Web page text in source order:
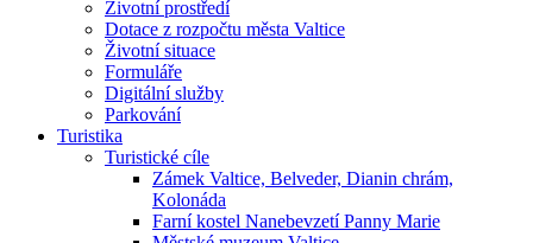
Životní prostředí
Dotace z rozpočtu města Valtice
Životní situace
Formuláře
Digitální služby
Parkování
Turistika
Turistické cíle
Zámek Valtice, Belveder, Dianin chrám,
Kolonáda
Farní kostel Nanebevzetí Panny Marie